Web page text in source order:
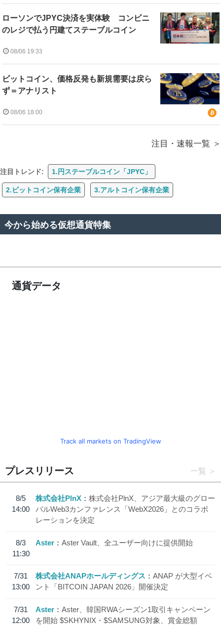
ローソンでJPYC決済を実体験 コンビニ
のレジで払う円建てステーブルコイン
08/06 19:33
ビットコイン、価格反発も新規需要は戻ら
ず＝アナリスト
08/06 18:00
注目・速報一覧
注目トレンド: 1.円ステーブルコイン「JPYC」
2.ビットコイン保有企業 3.アルトコイン保有企業
今から始める仮想通貨特集
通貨データ
Track all markets on TradingView
プレスリリース 一覧
8/5
14:00
株式会社PlnX
株式会社PlnX、アジア最大級のグロー
バルWeb3カンファレンス「WebX2026」とのコラボ
レーションを決定
8/3
11:30
Aster Aster Vault、全ユーザー向けに提供開始
7/31
13:00
株式会社ANAPホールディングス
ANAP が大型イベ
ント「BITCOIN JAPAN 2026」開催決定
7/31
12:00
Aster
Aster、韓国RWAシーズン1取引キャンペーン
を開始 $SKHYNIX・$SAMSUNG対象、賞金総額